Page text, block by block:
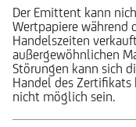
Der Emittent kann
Wertpapiere während
Handelszeiten
außergewöhnlichen
Störungen kann sich
Handel des Zertifikats
nicht möglich sein.